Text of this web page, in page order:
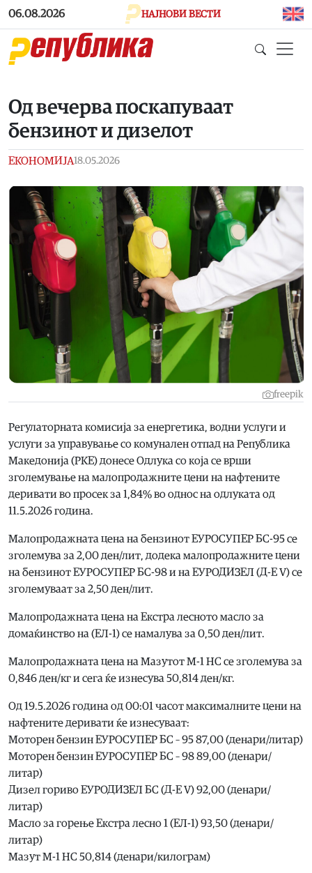
Skip to main content
06.08.2026 НАЈНОВИ ВЕСТИ
Од вечерва поскапуваат
бензинот и дизелот
ЕКОНОМИЈА18.05.2026
freepik
Регулаторната комисија за енергетика, водни услуги и
услуги за управување со комунален отпад на Република
Македонија (РКЕ) донесе Одлука со која се врши
зголемување на малопродажните цени на нафтените
деривати во просек за 1,84% во однос на одлуката од
11.5.2026 година.
Малопродажната цена на бензинот ЕУРОСУПЕР БС-95 се
зголемува за 2,00 ден/лит, додека малопродажните цени
на бензинот ЕУРОСУПЕР БС-98 и на ЕУРОДИЗЕЛ (Д-Е V) се
зголемуваат за 2,50 ден/лит.
Малопродажната цена на Екстра лесното масло за
домаќинство на (ЕЛ-1) се намалува за 0,50 ден/лит.
Малопродажната цена на Мазутот М-1 НС се зголемува за
0,846 ден/кг и сега ќе изнесува 50,814 ден/кг.
Од 19.5.2026 година од 00:01 часот максималните цени на
нафтените деривати ќе изнесуваат:
Моторен бензин ЕУРОСУПЕР БС – 95 87,00 (денари/литар)
Моторен бензин ЕУРОСУПЕР БС – 98 89,00 (денари/
литар)
Дизел гориво ЕУРОДИЗЕЛ БС (Д-Е V) 92,00 (денари/
литар)
Масло за горење Екстра лесно 1 (ЕЛ-1) 93,50 (денари/
литар)
Мазут М-1 НС 50,814 (денари/килограм)